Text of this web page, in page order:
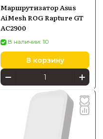
Маршрутизатор Asus
AiMesh ROG Rapture GT
AC2900
В наличии: 10
В корзину